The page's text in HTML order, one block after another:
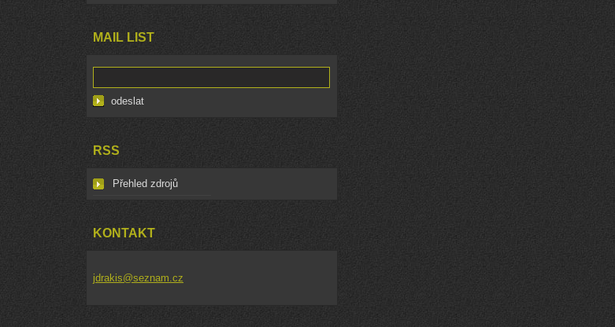
MAIL LIST
RSS
Přehled zdrojů
KONTAKT
jdrakis@seznam.cz